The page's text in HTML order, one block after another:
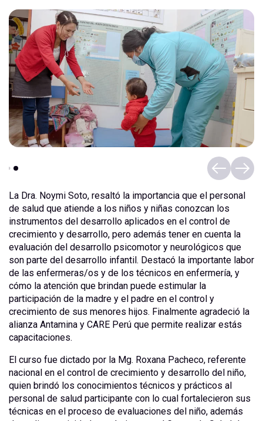
La Dra. Noymi Soto, resaltó la importancia que el personal
de salud que atiende a los niños y niñas conozcan los
instrumentos del desarrollo aplicados en el control de
crecimiento y desarrollo, pero además tener en cuenta la
evaluación del desarrollo psicomotor y neurológicos que
son parte del desarrollo infantil. Destacó la importante labor
de las enfermeras/os y de los técnicos en enfermería, y
cómo la atención que brindan puede estimular la
participación de la madre y el padre en el control y
crecimiento de sus menores hijos. Finalmente agradeció la
alianza Antamina y CARE Perú que permite realizar estás
capacitaciones.
El curso fue dictado por la Mg. Roxana Pacheco, referente
nacional en el control de crecimiento y desarrollo del niño,
quien brindó los conocimientos técnicos y prácticos al
personal de salud participante con lo cual fortalecieron sus
técnicas en el proceso de evaluaciones del niño, además